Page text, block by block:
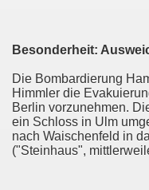
Besonderheit:
Die Bombardierung
Himmler die
Berlin vorzunehmen.
ein Schloss in Ulm
nach Waischenfeld in
("Steinhaus",